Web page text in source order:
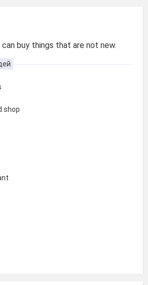
buy things that are not new.
shop